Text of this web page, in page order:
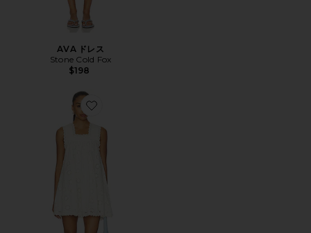
AVA ドレス
Stone Cold Fox
$198
Favorite MARLOW ドレス